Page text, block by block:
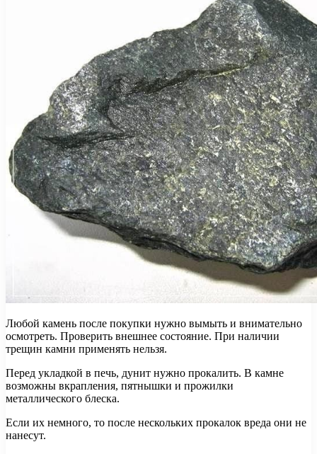
Любой камень после покупки нужно вымыть и внимательно
осмотреть. Проверить внешнее состояние. При наличии
трещин камни применять нельзя.
Перед укладкой в печь, дунит нужно прокалить. В камне
возможны вкрапления, пятнышки и прожилки
металлического блеска.
Если их немного, то после нескольких прокалок вреда они не
нанесут.